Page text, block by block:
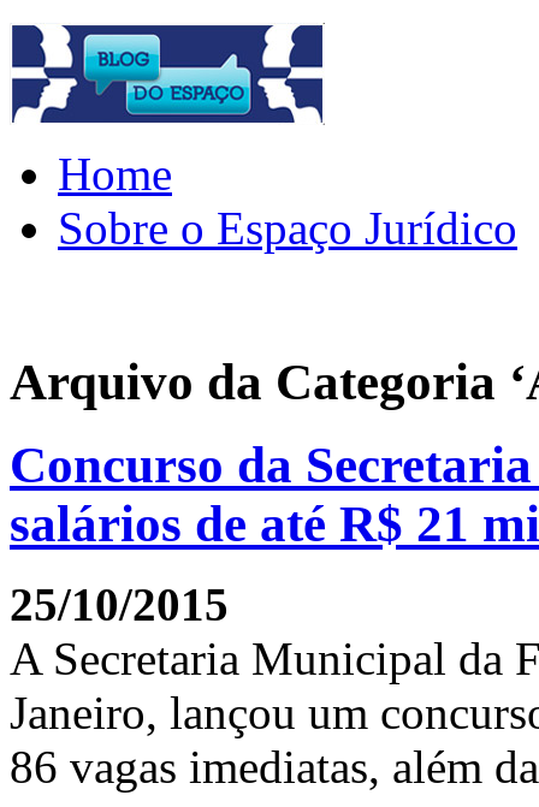
Home
Sobre o Espaço Jurídico
Arquivo da Categoria
Concurso da
salários de até R$ 21
25/10/2015
A Secretaria Municipal da
Janeiro, lançou um
86 vagas imediatas, além